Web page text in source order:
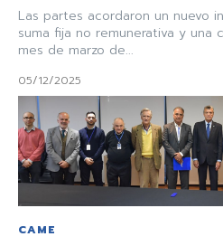
Las partes acordaron un nuevo
suma fija no remunerativa y una
mes de marzo de...
05/12/2025
CAME